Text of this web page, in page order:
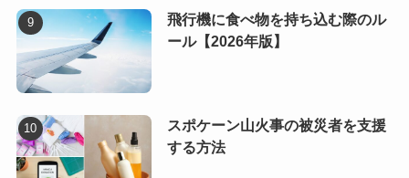
飛行機に食べ物を持ち込む際のル
ール【2026年版】
スポケーン山火事の被災者を支援
する方法